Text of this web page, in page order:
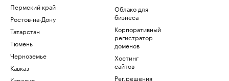
Пермский край
Ростов-на-Дону
Татарстан
Тюмень
Черноземье
Кавказ
Облако для
бизнеса
Корпоративный
регистратор
доменов
Хостинг
сайтов
Рег.решения